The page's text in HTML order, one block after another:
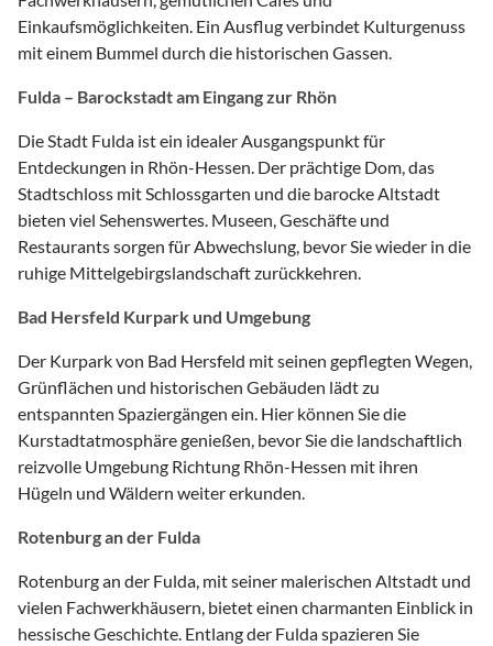
Einkaufsmöglichkeiten. Ein Ausflug verbindet Kulturgenuss
mit einem Bummel durch die historischen Gassen.
Fulda – Barockstadt am Eingang zur Rhön
Die Stadt Fulda ist ein idealer Ausgangspunkt für
Entdeckungen in Rhön-Hessen. Der prächtige Dom, das
Stadtschloss mit Schlossgarten und die barocke Altstadt
bieten viel Sehenswertes. Museen, Geschäfte und
Restaurants sorgen für Abwechslung, bevor Sie wieder in die
ruhige Mittelgebirgslandschaft zurückkehren.
Bad Hersfeld Kurpark und Umgebung
Der Kurpark von Bad Hersfeld mit seinen gepflegten Wegen,
Grünflächen und historischen Gebäuden lädt zu
entspannten Spaziergängen ein. Hier können Sie die
Kurstadtatmosphäre genießen, bevor Sie die landschaftlich
reizvolle Umgebung Richtung Rhön-Hessen mit ihren
Hügeln und Wäldern weiter erkunden.
Rotenburg an der Fulda
Rotenburg an der Fulda, mit seiner malerischen Altstadt und
vielen Fachwerkhäusern, bietet einen charmanten Einblick in
hessische Geschichte. Entlang der Fulda spazieren Sie